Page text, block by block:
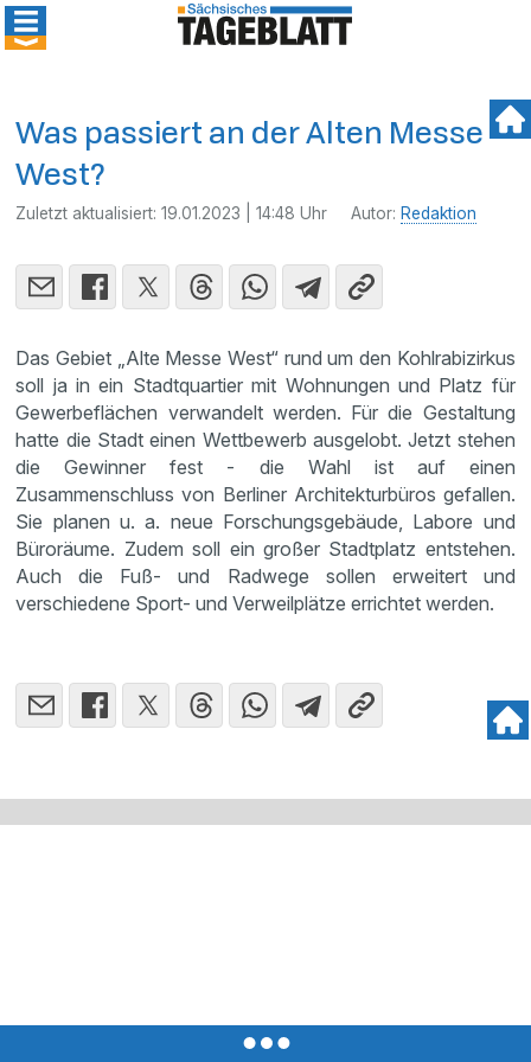
Was passiert an der Alten Messe
West?
Zuletzt aktualisiert:19.01.2023 | 14:48 Uhr Autor: Redaktion
Das Gebiet „Alte Messe West“ rund um den Kohlrabizirkus
soll ja in ein Stadtquartier mit Wohnungen und Platz für
Gewerbeflächen verwandelt werden. Für die Gestaltung
hatte die Stadt einen Wettbewerb ausgelobt. Jetzt stehen
die Gewinner fest - die Wahl ist auf einen
Zusammenschluss von Berliner Architekturbüros gefallen.
Sie planen u. a. neue Forschungsgebäude, Labore und
Büroräume. Zudem soll ein großer Stadtplatz entstehen.
Auch die Fuß- und Radwege sollen erweitert und
verschiedene Sport- und Verweilplätze errichtet werden.